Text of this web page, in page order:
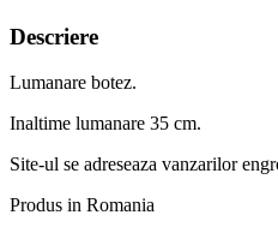
Descriere
Lumanare botez.
Inaltime lumanare 35 cm.
Site-ul se adreseaza vanzarilor
Produs in Romania